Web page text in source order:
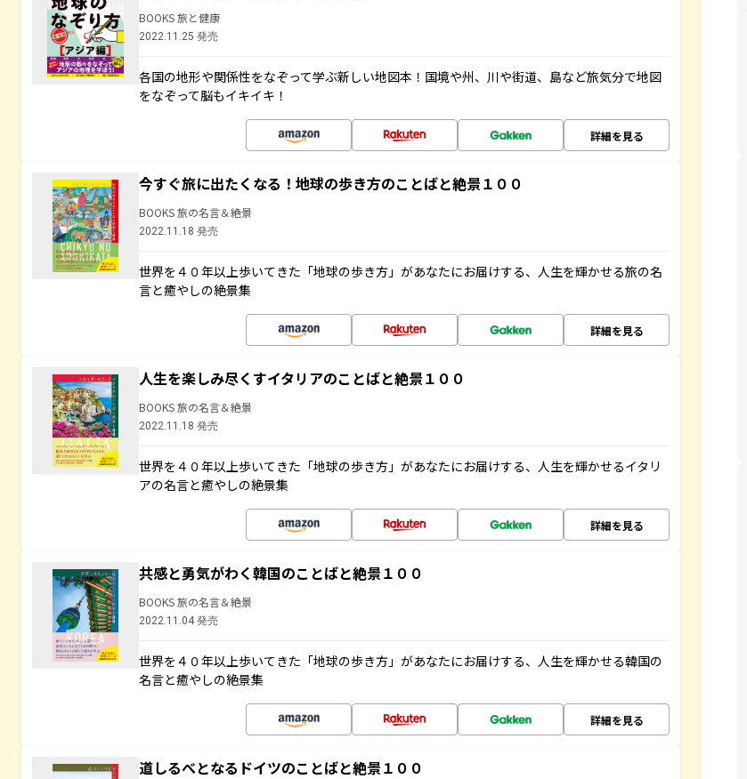
BOOKS 旅と健康
2022.11.25 発売
各国の地形や関係性をなぞって学ぶ新しい地図本！国境や州、川や街道、島など旅気分で地図
をなぞって脳もイキイキ！
詳細を見る
今すぐ旅に出たくなる！地球の歩き方のことばと絶景１００
BOOKS 旅の名言＆絶景
2022.11.18 発売
世界を４０年以上歩いてきた「地球の歩き方」があなたにお届けする、人生を輝かせる旅の名
言と癒やしの絶景集
詳細を見る
人生を楽しみ尽くすイタリアのことばと絶景１００
BOOKS 旅の名言＆絶景
2022.11.18 発売
世界を４０年以上歩いてきた「地球の歩き方」があなたにお届けする、人生を輝かせるイタリ
アの名言と癒やしの絶景集
詳細を見る
共感と勇気がわく韓国のことばと絶景１００
BOOKS 旅の名言＆絶景
2022.11.04 発売
世界を４０年以上歩いてきた「地球の歩き方」があなたにお届けする、人生を輝かせる韓国の
名言と癒やしの絶景集
詳細を見る
道しるべとなるドイツのことばと絶景１００